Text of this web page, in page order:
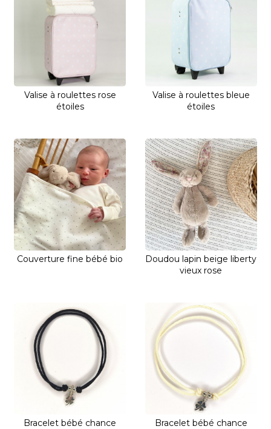
Valise à roulettes rose
étoiles
Valise à roulettes bleue
étoiles
Couverture fine bébé bio
Doudou lapin beige liberty
vieux rose
Bracelet bébé chance Bracelet bébé chance